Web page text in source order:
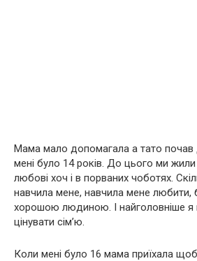
Мама мало допомагала а тато почав
мені було 14 років. До цього ми
любові хоч і в порваних чоботях.
навчила мене, навчила мене любити,
хорошою людиною. І найголовніше я
цінувати сім’ю.
Коли мені було 16 мама приїхала